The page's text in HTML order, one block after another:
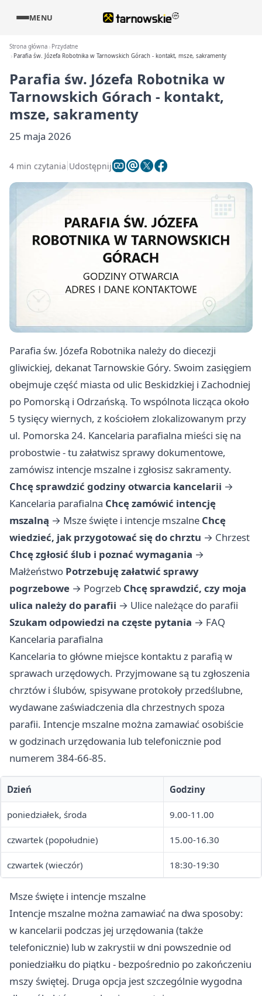
MENU
Strona główna
Przydatne
Parafia św. Józefa Robotnika w Tarnowskich Górach - kontakt, msze, sakramenty
Parafia św. Józefa Robotnika w
Tarnowskich Górach - kontakt,
msze, sakramenty
25 maja 2026
4 min czytania Udostępnij
Parafia św. Józefa Robotnika należy do diecezji
gliwickiej, dekanat Tarnowskie Góry. Swoim zasięgiem
obejmuje część miasta od ulic Beskidzkiej i Zachodniej
po Pomorską i Odrzańską. To wspólnota licząca około
5 tysięcy wiernych, z kościołem zlokalizowanym przy
ul. Pomorska 24. Kancelaria parafialna mieści się na
probostwie - tu załatwisz sprawy dokumentowe,
zamówisz intencje mszalne i zgłosisz sakramenty.
Chcę sprawdzić godziny otwarcia kancelarii →
Kancelaria parafialna Chcę zamówić intencję
mszalną → Msze święte i intencje mszalne Chcę
wiedzieć, jak przygotować się do chrztu → Chrzest
Chcę zgłosić ślub i poznać wymagania →
Małżeństwo Potrzebuję załatwić sprawy
pogrzebowe → Pogrzeb Chcę sprawdzić, czy moja
ulica należy do parafii → Ulice należące do parafii
Szukam odpowiedzi na częste pytania → FAQ
Kancelaria parafialna
Kancelaria to główne miejsce kontaktu z parafią w
sprawach urzędowych. Przyjmowane są tu zgłoszenia
chrztów i ślubów, spisywane protokoły przedślubne,
wydawane zaświadczenia dla chrzestnych spoza
parafii. Intencje mszalne można zamawiać osobiście
w godzinach urzędowania lub telefonicznie pod
numerem 384-66-85.
Dzień Godziny
poniedziałek, środa 9.00-11.00
czwartek (popołudnie) 15.00-16.30
czwartek (wieczór) 18:30-19:30
Msze święte i intencje mszalne
Intencje mszalne można zamawiać na dwa sposoby:
w kancelarii podczas jej urzędowania (także
telefonicznie) lub w zakrystii w dni powszednie od
poniedziałku do piątku - bezpośrednio po zakończeniu
mszy świętej. Druga opcja jest szczególnie wygodna